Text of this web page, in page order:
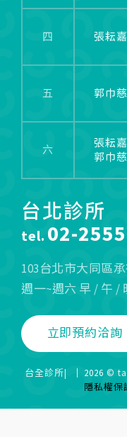
台北診所
tel. 02-
103台北市大同區
週一~週六 早 / 午 /
立即預約洽詢
四
五
六
張耘嘉
郭巾慈
張耘嘉
郭巾慈
台全診所| 2026 ©
隱私權保